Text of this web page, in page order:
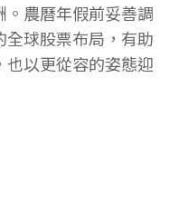
農曆年假前妥善調
球股票布局，有助
以更從容的姿態迎